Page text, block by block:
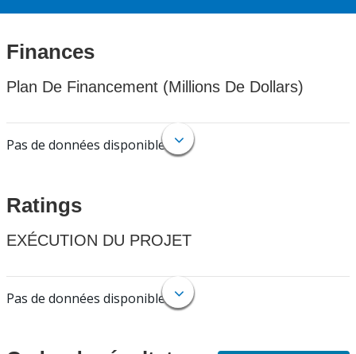
Finances
Plan De Financement (Millions De Dollars)
Pas de données disponibles.
Ratings
EXÉCUTION DU PROJET
Pas de données disponibles.